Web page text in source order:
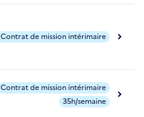
Contrat de mission intérimaire
Contrat de mission intérimaire
35h/semaine